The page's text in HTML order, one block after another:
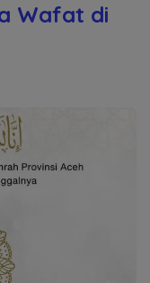
Wafat di